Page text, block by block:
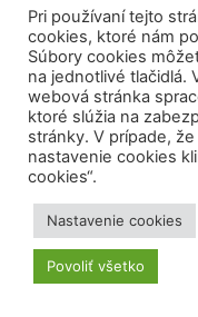
9.
Kvíz:
MS
8.
životy
7.
Pri používaní tejto
cookies, ktoré nám
Súbory cookies
na jednotlivé tlačidlá.
webová stránka
ktoré slúžia na
stránky. V prípade,
nastavenie cookies
cookies“.
Nastavenie cookies
Povoliť všetko